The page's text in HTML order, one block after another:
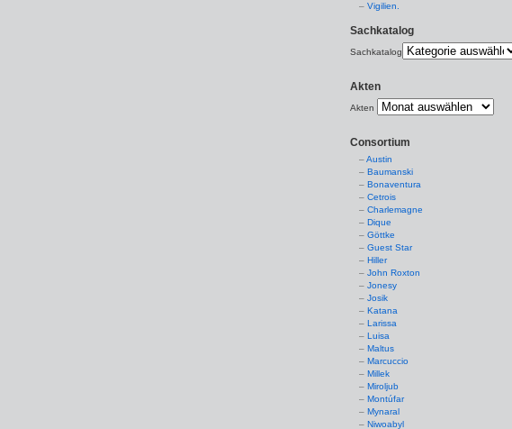
Vigilien.
Sachkatalog
Sachkatalog
Akten
Akten
Consortium
Austin
Baumanski
Bonaventura
Cetrois
Charlemagne
Dique
Göttke
Guest Star
Hiller
John Roxton
Jonesy
Josik
Katana
Larissa
Luisa
Maltus
Marcuccio
Millek
Miroljub
Montúfar
Mynaral
Niwoabyl